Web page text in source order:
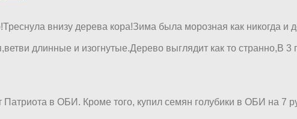
внизу дерева кора!Зима была морозная как никогда и
длинные и изогнутые.Дерево выглядит как то странно,В 3
в ОБИ. Кроме того, купил семян голубики в ОБИ на 7